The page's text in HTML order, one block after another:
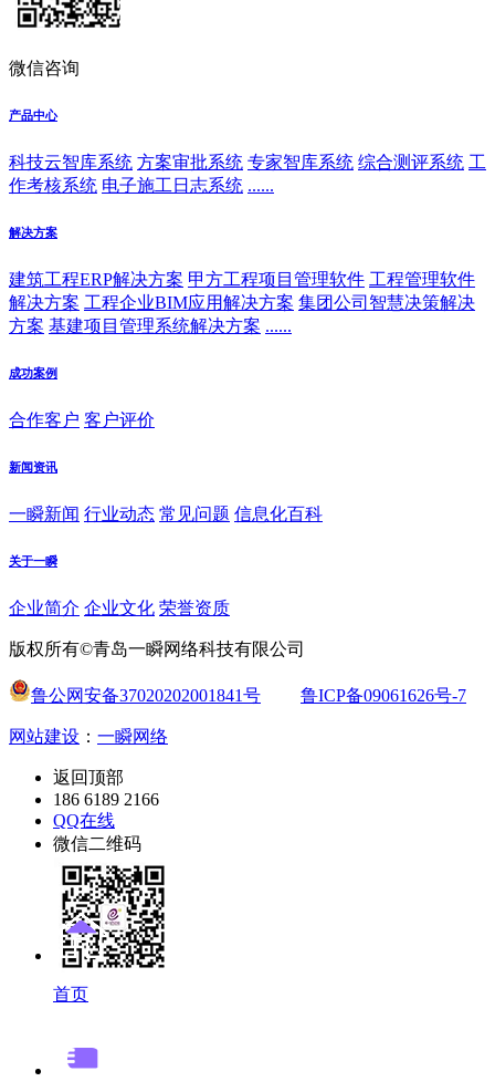
微信咨询
产品中心
科技云智库系统 方案审批系统 专家智库系统 综合测评系统 工
作考核系统 电子施工日志系统 ......
解决方案
建筑工程ERP解决方案 甲方工程项目管理软件 工程管理软件
解决方案 工程企业BIM应用解决方案 集团公司智慧决策解决
方案 基建项目管理系统解决方案 ......
成功案例
合作客户 客户评价
新闻资讯
一瞬新闻 行业动态 常见问题 信息化百科
关于一瞬
企业简介 企业文化 荣誉资质
版权所有©青岛一瞬网络科技有限公司
鲁公网安备37020202001841号 鲁ICP备09061626号-7
网站建设 ： 一瞬网络
返回顶部
186 6189 2166
QQ在线
微信二维码
首页